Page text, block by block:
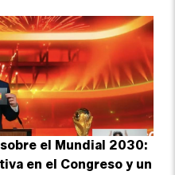
el Mundial 2030:
en el Congreso y un